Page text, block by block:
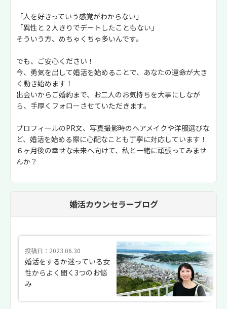
「人を好きっていう感覚がわからない」
「異性と２人きりでデートしたこともない」
そういう方、めちゃくちゃ多いんです。
でも、ご安心ください！
今、勇気を出して婚活を始めることで、あなたの運命が大き
く動き始めます！
出会いからご婚約まで、お二人のお気持ちを大事にしなが
ら、手厚くフォローさせていただきます。
プロフィールのPR文、写真撮影時のヘアメイクや洋服選びな
ど、婚活を始める際に心配なことも丁寧に対応しています！
６ヶ月後の幸せな未来へ向けて、私と一緒に頑張ってみませ
んか？
婚活カウンセラーブログ
投稿日：2023.06.30
婚活をするか迷っている女
性からよく聞く3つのお悩
み